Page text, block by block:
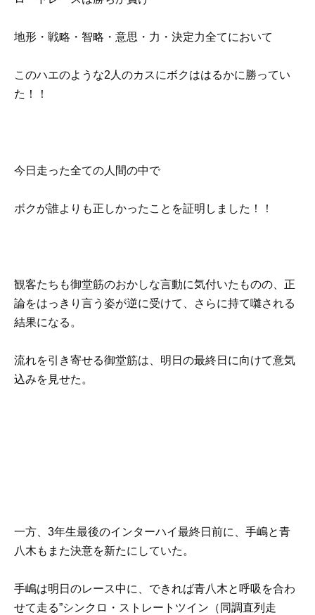
地形・戦略・智略・意思・力・決定力全てにおいて
このハエのような2人のカスにボクははるかに勝ってい
た！！
今日走った全ての人間の中で
ボクが誰よりも正しかったことを証明しました！！
観客たちも御堂筋のおかしな言動に気付いたものの、正
論をはっきり言う姿が逆に受けて、さらに持て囃される
結果になる。
流れを引き寄せる御堂筋は、明日の最終日に向けて意気
込みを見せた。
一方、3年生最後のインターハイ最終日前に、手嶋と青
八木もまた決意を新たにしていた。
手嶋は明日のレース中に、できれば青八木と呼吸を合わ
せて走る”シンクロ・ストレートツイン（同調直列走